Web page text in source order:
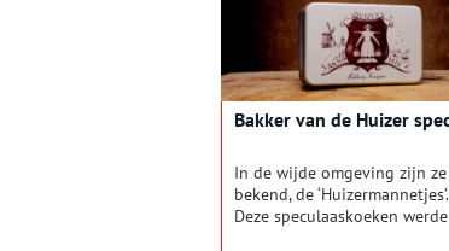
soorten kerstvieringen.
Bakker van de Huizer
In de wijde omgeving zijn ze
bekend, de ‘Huizermannetjes’.
Deze speculaaskoeken